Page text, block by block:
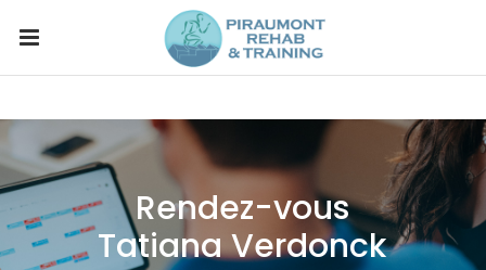
Rendez-vous
Tatiana Verdonck